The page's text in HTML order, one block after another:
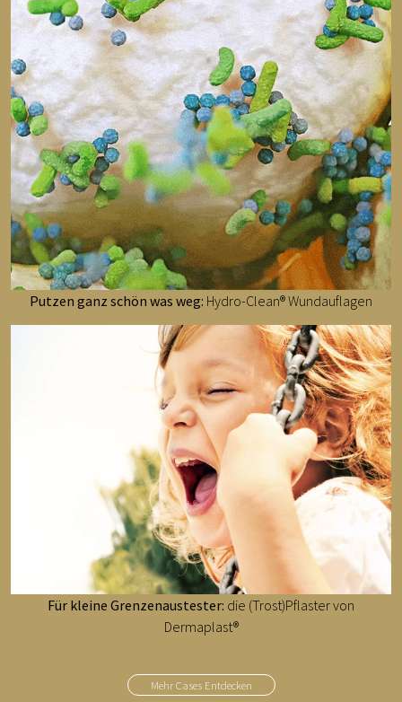
Putzen ganz schön was weg: Hydro-Clean® Wundauflagen
Für kleine Grenzenaustester: die (Trost)Pflaster von
Dermaplast®
Mehr Cases Entdecken